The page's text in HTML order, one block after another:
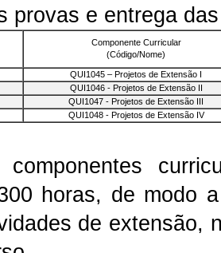
provas e entrega
Componente Curricular
(Código/Nome)
QUI1045 – Projetos de Extensão I
QUI1046 - Projetos de Extensão II
QUI1047 - Projetos de Extensão III
QUI1048 - Projetos de Extensão IV
horas, de modo
de extensão,